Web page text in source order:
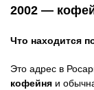
2002 —
Что находится
Это адрес в
кофейня и